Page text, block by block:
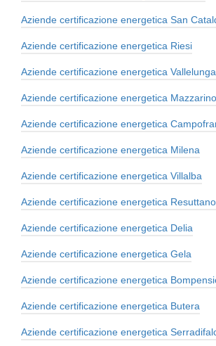
Aziende certificazione energetica San
Aziende certificazione energetica Riesi
Aziende certificazione energetica
Aziende certificazione energetica Mazzarino
Aziende certificazione energetica
Aziende certificazione energetica Milena
Aziende certificazione energetica Villalba
Aziende certificazione energetica Resuttano
Aziende certificazione energetica Delia
Aziende certificazione energetica Gela
Aziende certificazione energetica
Aziende certificazione energetica Butera
Aziende certificazione energetica